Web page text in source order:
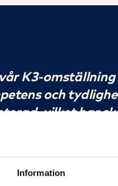
Information
K3-
och
vilket har
bredden i